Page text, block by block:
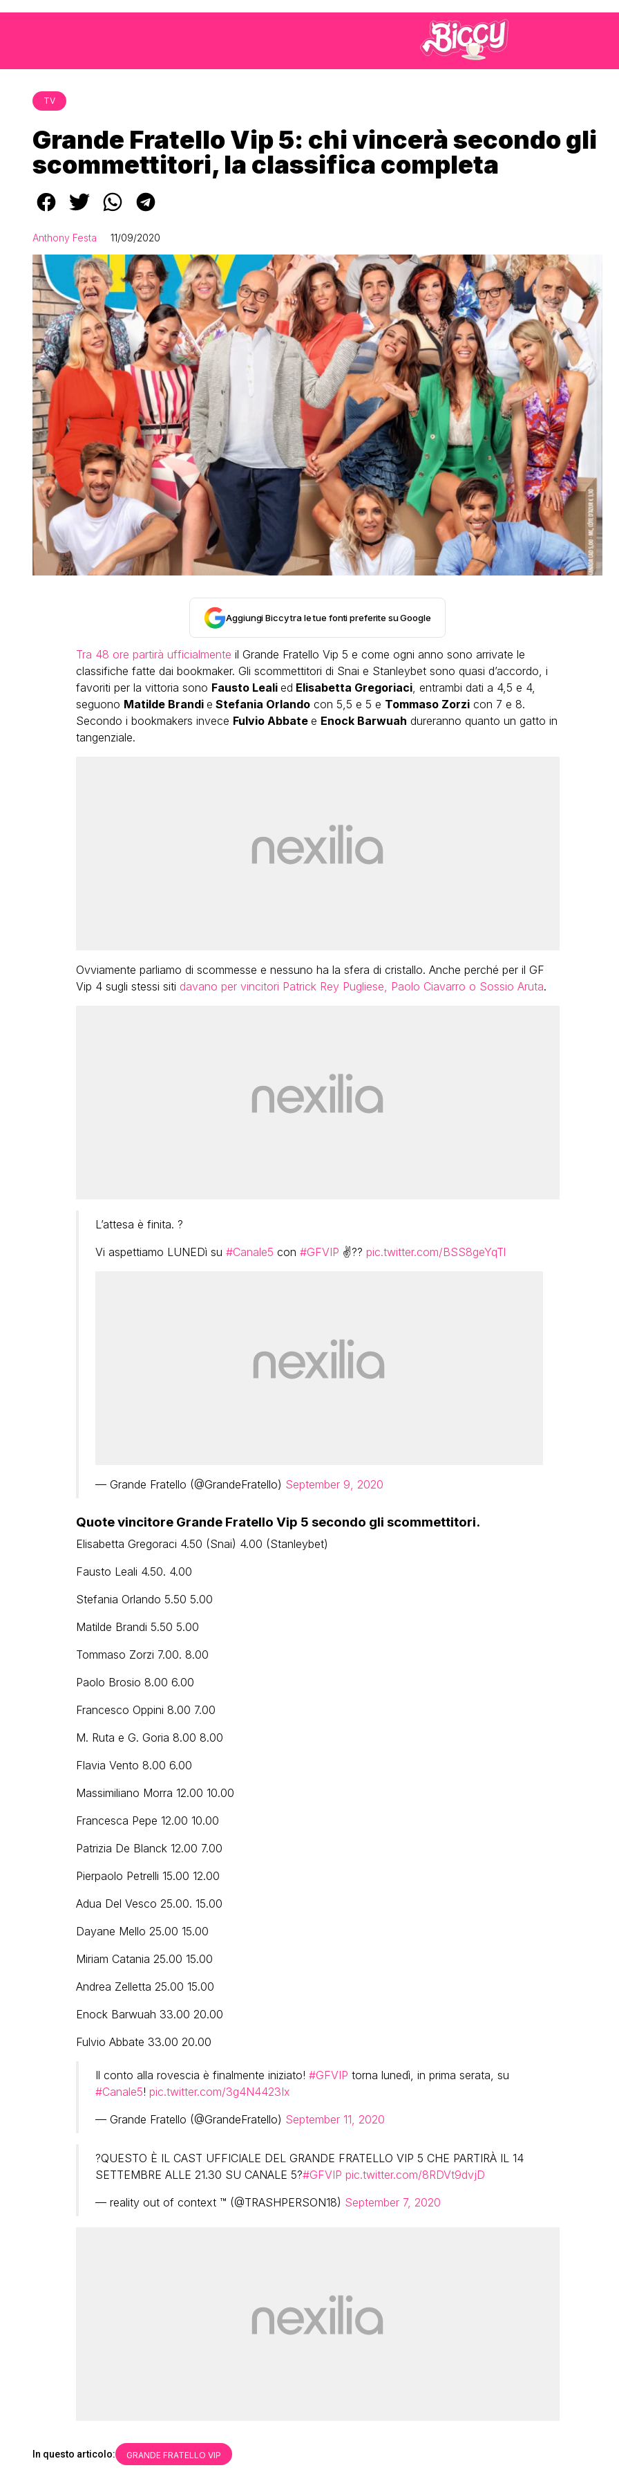
TV
Grande Fratello Vip 5: chi vincerà secondo gli
scommettitori, la classifica completa
Anthony Festa 11/09/2020
Aggiungi Biccy tra le tue fonti preferite su Google
Tra 48 ore partirà ufficialmente il Grande Fratello Vip 5 e come ogni anno sono arrivate le
classifiche fatte dai bookmaker. Gli scommettitori di Snai e Stanleybet sono quasi d’accordo, i
favoriti per la vittoria sono Fausto Leali ed Elisabetta Gregoriaci, entrambi dati a 4,5 e 4,
seguono Matilde Brandi e Stefania Orlandocon 5,5 e 5 e Tommaso Zorzicon 7 e 8.
Secondo i bookmakers invece Fulvio Abbate e Enock Barwuah dureranno quanto un gatto in
tangenziale.
Ovviamente parliamo di scommesse e nessuno ha la sfera di cristallo. Anche perché per il GF
Vip 4 sugli stessi siti davano per vincitori Patrick Rey Pugliese, Paolo Ciavarro o Sossio Aruta.
L’attesa è finita. ?
Vi aspettiamo LUNEDì su #Canale5 con #GFVIP ✌?? pic.twitter.com/BSS8geYqTl
— Grande Fratello (@GrandeFratello) September 9, 2020
Quote vincitore Grande Fratello Vip 5 secondo gli scommettitori.
Elisabetta Gregoraci 4.50 (Snai) 4.00 (Stanleybet)
Fausto Leali 4.50. 4.00
Stefania Orlando 5.50 5.00
Matilde Brandi 5.50 5.00
Tommaso Zorzi 7.00. 8.00
Paolo Brosio 8.00 6.00
Francesco Oppini 8.00 7.00
M. Ruta e G. Goria 8.00 8.00
Flavia Vento 8.00 6.00
Massimiliano Morra 12.00 10.00
Francesca Pepe 12.00 10.00
Patrizia De Blanck 12.00 7.00
Pierpaolo Petrelli 15.00 12.00
Adua Del Vesco 25.00. 15.00
Dayane Mello 25.00 15.00
Miriam Catania 25.00 15.00
Andrea Zelletta 25.00 15.00
Enock Barwuah 33.00 20.00
Fulvio Abbate 33.00 20.00
Il conto alla rovescia è finalmente iniziato! #GFVIP torna lunedì, in prima serata, su
#Canale5! pic.twitter.com/3g4N4423Ix
— Grande Fratello (@GrandeFratello) September 11, 2020
?QUESTO È IL CAST UFFICIALE DEL GRANDE FRATELLO VIP 5 CHE PARTIRÀ IL 14
SETTEMBRE ALLE 21.30 SU CANALE 5?#GFVIP pic.twitter.com/8RDVt9dvjD
— reality out of context ™ (@TRASHPERSON18) September 7, 2020
In questo articolo: GRANDE FRATELLO VIP